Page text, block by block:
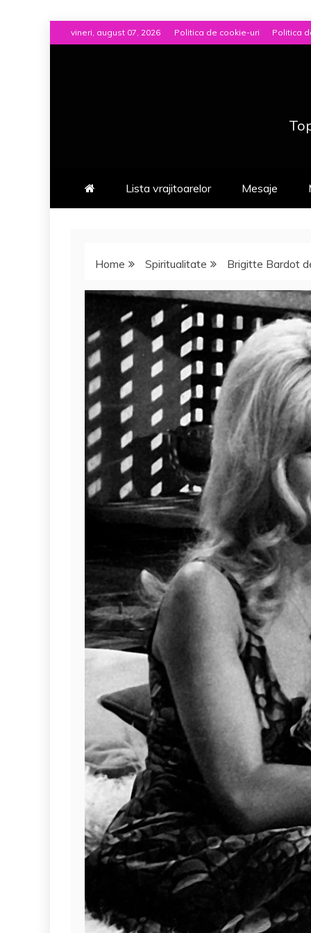
to
vineri, august 07, 2026 Politica de cookie-uri Politica
Lista vrajitoarelor Mesaje
Home Spiritualitate Brigitte Bardot